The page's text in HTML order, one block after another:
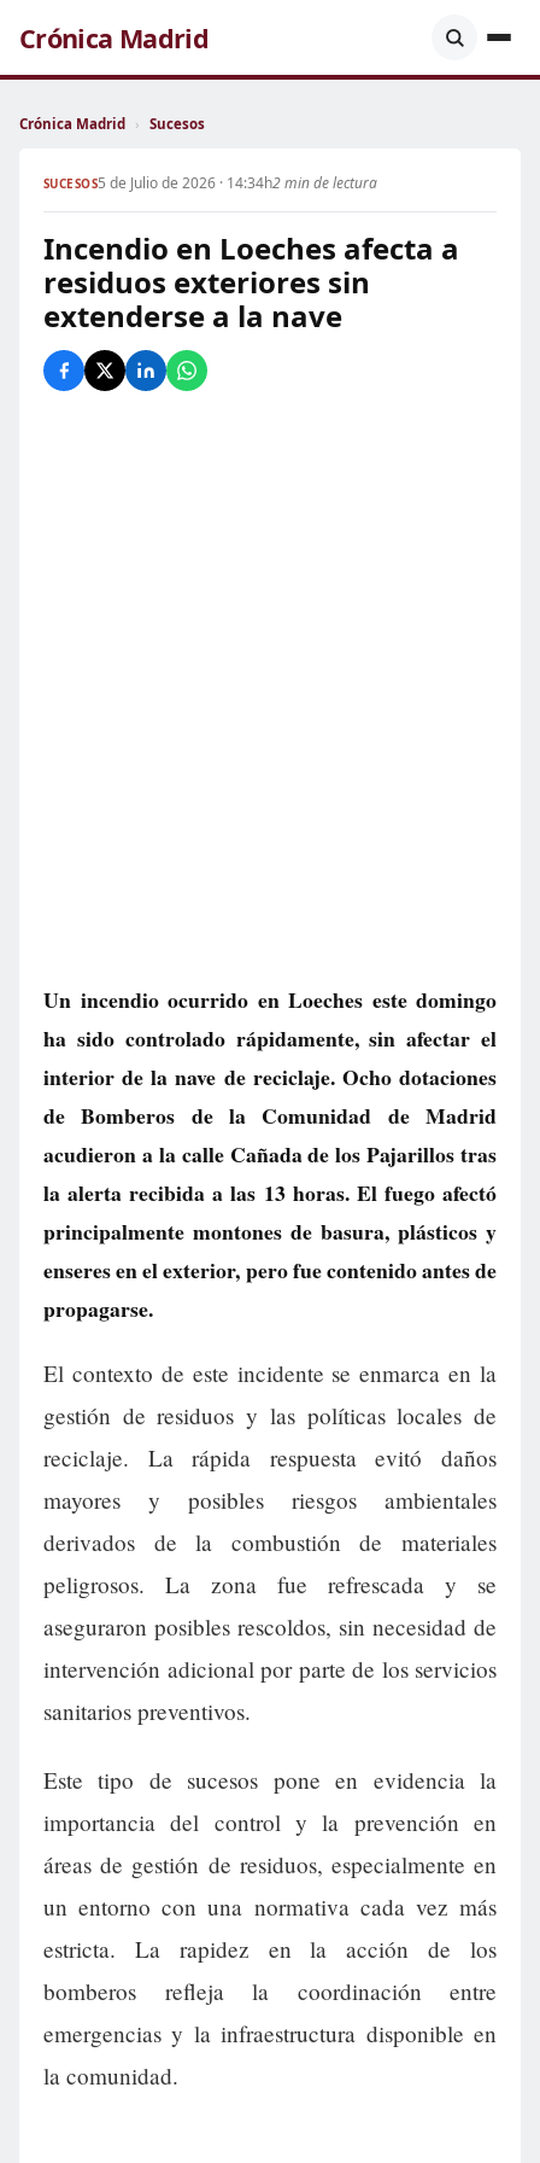
Crónica Madrid
Crónica Madrid › Sucesos
SUCESOS5 de Julio de 2026 · 14:34h2 min de lectura
Incendio en Loeches afecta a
residuos exteriores sin
extenderse a la nave
Un incendio ocurrido en Loeches este domingo
ha sido controlado rápidamente, sin afectar el
interior de la nave de reciclaje. Ocho dotaciones
de Bomberos de la Comunidad de Madrid
acudieron a la calle Cañada de los Pajarillos tras
la alerta recibida a las 13 horas. El fuego afectó
principalmente montones de basura, plásticos y
enseres en el exterior, pero fue contenido antes de
propagarse.
El contexto de este incidente se enmarca en la
gestión de residuos y las políticas locales de
reciclaje. La rápida respuesta evitó daños
mayores y posibles riesgos ambientales
derivados de la combustión de materiales
peligrosos. La zona fue refrescada y se
aseguraron posibles rescoldos, sin necesidad de
intervención adicional por parte de los servicios
sanitarios preventivos.
Este tipo de sucesos pone en evidencia la
importancia del control y la prevención en
áreas de gestión de residuos, especialmente en
un entorno con una normativa cada vez más
estricta. La rapidez en la acción de los
bomberos refleja la coordinación entre
emergencias y la infraestructura disponible en
la comunidad.